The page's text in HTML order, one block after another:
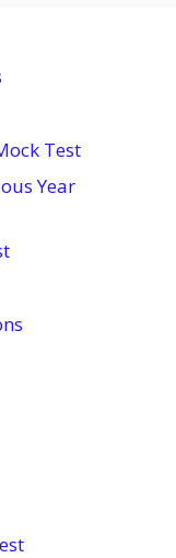
Test
Year